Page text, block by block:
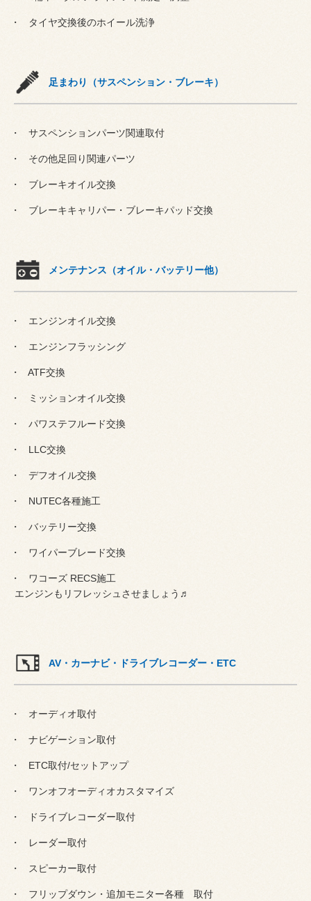
タイヤ交換後のホイール洗浄
足まわり（サスペンション・ブレーキ）
サスペンションパーツ関連取付
その他足回り関連パーツ
ブレーキオイル交換
ブレーキキャリパー・ブレーキパッド交換
メンテナンス（オイル・バッテリー他）
エンジンオイル交換
エンジンフラッシング
ATF交換
ミッションオイル交換
パワステフルード交換
LLC交換
デフオイル交換
NUTEC各種施工
バッテリー交換
ワイパーブレード交換
ワコーズ RECS施工
エンジンもリフレッシュさせましょう♬
AV・カーナビ・ドライブレコーダー・ETC
オーディオ取付
ナビゲーション取付
ETC取付/セットアップ
ワンオフオーディオカスタマイズ
ドライブレコーダー取付
レーダー取付
スピーカー取付
フリップダウン・追加モニター各種 取付